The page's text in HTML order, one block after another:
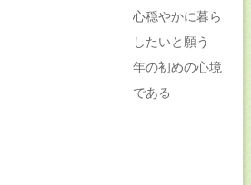
心穏やかに暮ら
したいと願う
年の初めの心境
である